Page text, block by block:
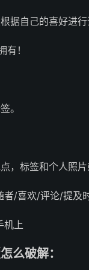
据自己的喜好进行
！
。
，标签和个人照片
/喜欢/评论/提及
机上
么破解：